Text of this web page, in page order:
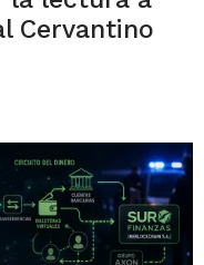
Cervantino